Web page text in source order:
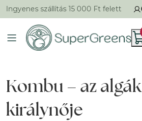
Ingyenes szállítás 15 000 Ft felett
Kombu – az algák
királynője